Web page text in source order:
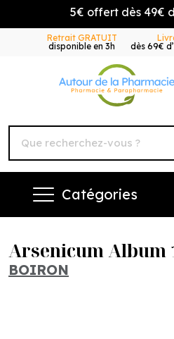
5€ offert dès 49€
Retrait GRATUIT
disponible en 3h
dès 69€
Catégories
Arsenicum Album
BOIRON